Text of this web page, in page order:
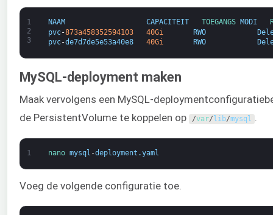
1
2
3
NAAM CAPACITEIT TOEGANGS MODI
pvc-873a458352594103 40Gi RWO
pvc-de7d7de5e53a40e8 40Gi RWO
MySQL-deployment maken
Maak vervolgens een MySQL-
de PersistentVolume te koppelen op
/var/ lib/mysql .
1 nano mysql -deployment .yaml
Voeg de volgende configuratie toe.